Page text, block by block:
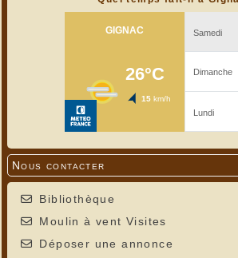
Nous contacter
Bibliothèque
Moulin à vent Visites
Déposer une annonce